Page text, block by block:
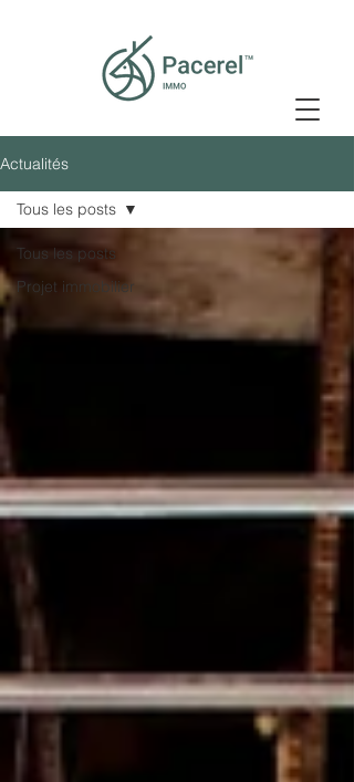
Actualités
Tous les posts
Projet immobilier
Tous les posts